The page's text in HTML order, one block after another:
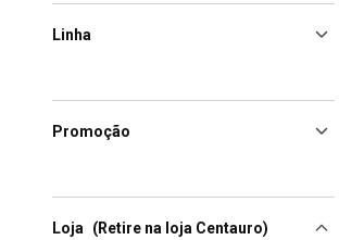
Linha
Promoção
Loja (Retire na loja Centauro)